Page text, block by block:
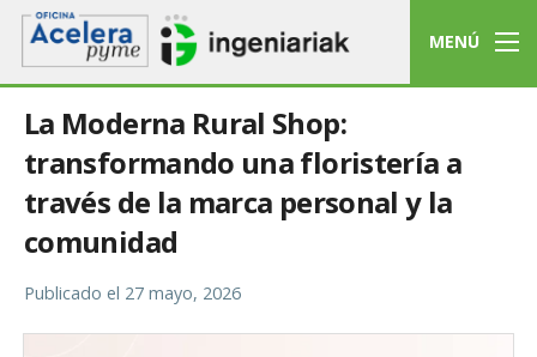
MENÚ
La Moderna Rural Shop:
transformando una floristería a
través de la marca personal y la
comunidad
Publicado el 27 mayo, 2026